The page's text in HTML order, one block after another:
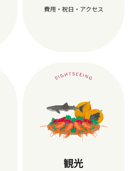
費用・祝日・アクセス
観光